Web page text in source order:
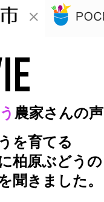
農家さんの声
を育てる
柏原ぶどうの
聞きました。